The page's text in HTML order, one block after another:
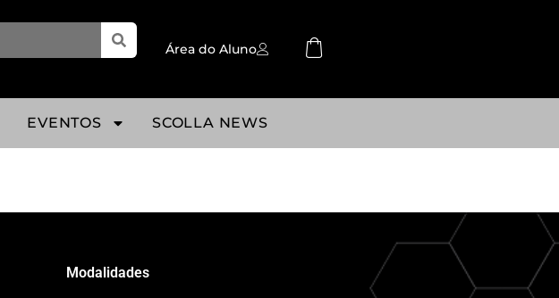
Área do Aluno
EVENTOS SCOLLA NEWS
Modalidades